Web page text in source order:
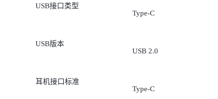
USB接口类型
Type-C
USB版本
USB 2.0
耳机接口标准
Type-C